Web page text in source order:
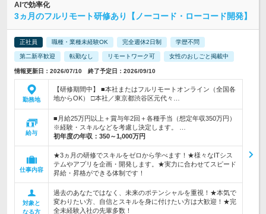
AIで効率化
3ヵ月のフルリモート研修あり【ノーコード・ローコード開発】
正社員 職種・業種未経験OK 完全週休2日制 学歴不問
第二新卒歓迎 転勤なし リモートワーク可 女性のおしごと掲載中
情報更新日：2026/07/10 終了予定日：2026/09/10
勤務地
【研修期間中】 ■本社またはフルリモートオンライン（全国各
地からOK） □本社／東京都渋谷区元代々…
給与
■月給25万円以上＋賞与年2回＋各種手当（想定年収350万円）
※経験・スキルなどを考慮し決定します。 …
初年度の年収： 350～1,000万円
仕事内容
★3ヵ月の研修でスキルをゼロから学べます！★様々なITシス
テムやアプリを企画・開発します。★実力に合わせてスピード
昇給・昇格ができる体制です！
対象と
なる方
過去のあなたではなく、未来のポテンシャルを重視！★本気で
変わりたい方、自信とスキルを身に付けたい方は大歓迎！★完
全未経験入社の先輩多数！